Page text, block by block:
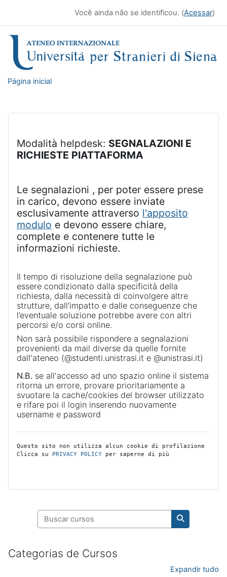
Você ainda não se identificou. (Acessar)
Página inicial
Modalità helpdesk: SEGNALAZIONI E
RICHIESTE PIATTAFORMA
Le segnalazioni , per poter essere prese
in carico, devono essere inviate
esclusivamente attraverso l'apposito
modulo e devono essere chiare,
complete e contenere tutte le
informazioni richieste.
Il tempo di risoluzione della segnalazione può
essere condizionato dalla specificità della
richiesta, dalla necessità di coinvolgere altre
strutture, dall’impatto e dalle conseguenze che
l’eventuale soluzione potrebbe avere con altri
percorsi e/o corsi online.
Non sarà possibile rispondere a segnalazioni
provenienti da mail diverse da quelle fornite
dall'ateneo (@studenti.unistrasi.it e @unistrasi.it)
N.B. se all'accesso ad uno spazio online il sistema
ritorna un errore, provare prioritariamente a
svuotare la cache/cookies del browser utilizzato
e rifare poi il login inserendo nuovamente
username e password
Questo sito non utilizza alcun cookie di profilazione
Clicca su PRIVACY POLICY per saperne di più
Buscar cursos
Buscar
Categorias de Cursos
Expandir tudo